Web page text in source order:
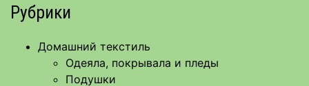
Рубрики
Домашний текстиль
Одеяла, покрывала и пледы
Подушки